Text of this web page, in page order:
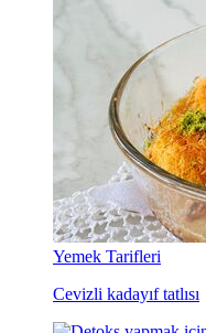
Yemek Tarifleri
Cevizli kadayıf tatlısı